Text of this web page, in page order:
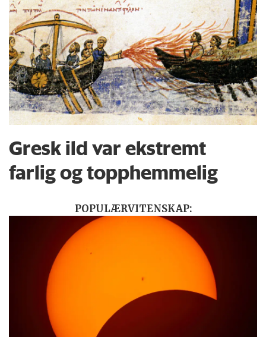
Gresk ild var ekstremt
farlig og topphemmelig
POPULÆRVITENSKAP: